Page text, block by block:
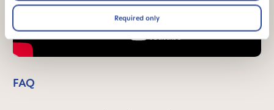
Required only
FAQ